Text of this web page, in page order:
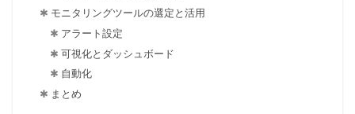
モニタリングツールの選定と活用
アラート設定
可視化とダッシュボード
自動化
まとめ